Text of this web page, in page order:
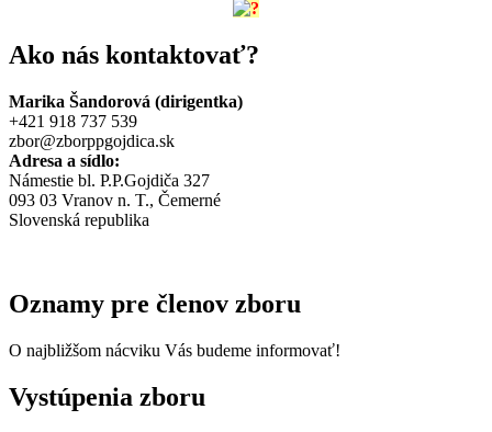
Ako nás kontaktovať?
Marika Šandorová (dirigentka)
+421 918 737 539
zbor@zborppgojdica.sk
Adresa a sídlo:
Námestie bl. P.P.Gojdiča 327
093 03 Vranov n. T., Čemerné
Slovenská republika
Oznamy pre členov zboru
O najbližšom nácviku Vás budeme informovať!
Vystúpenia zboru